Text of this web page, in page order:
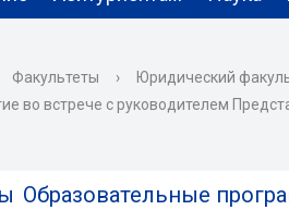
Факультеты › Юридический
во встрече с руководителем
Образовательные